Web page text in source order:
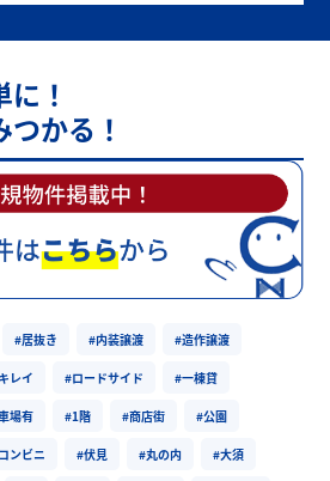
！
かる！
#居抜き #内装譲渡 #造作譲渡
レイ #ロードサイド #一棟貸
場有 #1階 #商店街 #公園
ンビニ #伏見 #丸の内 #大須